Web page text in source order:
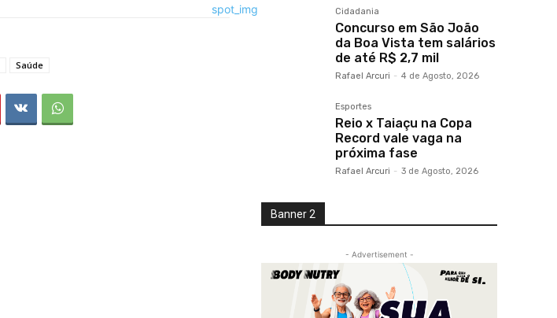
Saúde
Cidadania
Concurso em São João
da Boa Vista tem salários
de até R$ 2,7 mil
Rafael Arcuri - 4 de Agosto, 2026
Esportes
Reio x Taiaçu na Copa
Record vale vaga na
próxima fase
Rafael Arcuri - 3 de Agosto, 2026
Banner 2
- Advertisement -